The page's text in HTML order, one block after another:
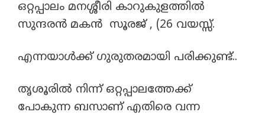
ഒറ്റപ്പാലം മനശ്ശീരി കാറുകുളത്തിൽ
സുന്ദരൻ മകൻ സൂരജ് , (26 വയസ്സ്.
എന്നയാൾക്ക് ഗുരുതരമായി പരിക്കുണ്ട്..
തൃശൂരിൽ നിന്ന് ഒറ്റപ്പാലത്തേക്ക്
പോകുന്ന ബസാണ് എതിരെ വന്ന